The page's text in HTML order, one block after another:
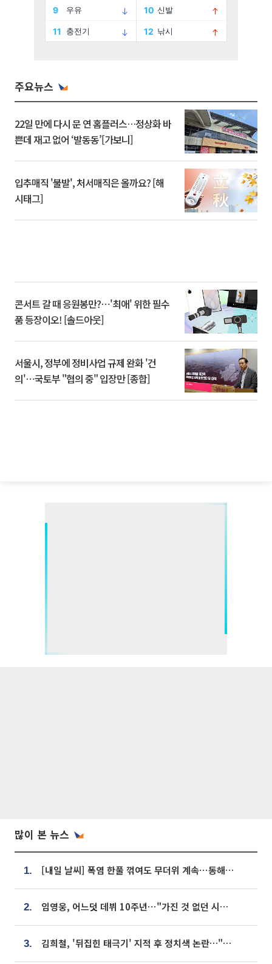
주요뉴스
22일 만에 다시 문 연 홈플러스…정상화 바
쁜데 재고 없어 ‘발동동’[가보니]
입추매직 '불발', 처서매직은 올까요? [해
시태그]
콘서트 갈 때 응원봉만?⋯'최애' 위한 필수
품 등장이오! [솔드아웃]
서울시, 정부에 정비사업 규제 완화 '건
의'⋯국토부 "협의 중" 입장만 [종합]
많이 본 뉴스
1. [내일 날씨] 폭염 한풀 꺾여도 무더위 계속⋯동해안 이틀 연속 비
2. 임영웅, 어느덧 데뷔 10주년⋯"가진 것 없던 시절, 내 앞엔 20명의 팬뿐"
3. 김희철, '뒤집힌 태극기' 지적 후 정치색 논란…"좌우 떠나 우리나라 국기"